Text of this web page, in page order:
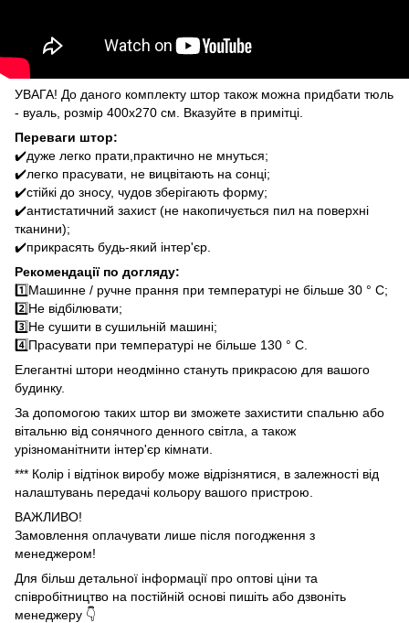
УВАГА! До даного комплекту штор також можна придбати тюль
- вуаль, розмір 400х270 см. Вказуйте в примітці.
Переваги штор:
✔️дуже легко прати,практично не мнуться;
✔️легко прасувати, не вицвітають на сонці;
✔️стійкі до зносу, чудов зберігають форму;
✔️антистатичний захист (не накопичується пил на поверхні
тканини);
✔️прикрасять будь-який інтер'єр.
Рекомендації по догляду:
1️⃣Машинне / ручне прання при температурі не більше 30 ° C;
2️⃣Не відбілювати;
3️⃣Не сушити в сушильній машині;
4️⃣Прасувати при температурі не більше 130 ° C.
Елегантні штори неодмінно стануть прикрасою для вашого
будинку.
За допомогою таких штор ви зможете захистити спальню або
вітальню від сонячного денного світла, а також
урізноманітнити інтер'єр кімнати.
*** Колір і відтінок виробу може відрізнятися, в залежності від
налаштувань передачі кольору вашого пристрою.
ВАЖЛИВО!
Замовлення оплачувати лише після погодження з
менеджером!
Для більш детальної інформації про оптові ціни та
співробітництво на постійній основі пишіть або дзвоніть
менеджеру 👇